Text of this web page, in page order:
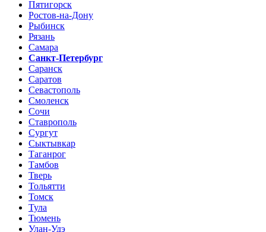
Пятигорск
Ростов-на-Дону
Рыбинск
Рязань
Самара
Санкт-Петербург
Саранск
Саратов
Севастополь
Смоленск
Сочи
Ставрополь
Сургут
Сыктывкар
Таганрог
Тамбов
Тверь
Тольятти
Томск
Тула
Тюмень
Улан-Удэ